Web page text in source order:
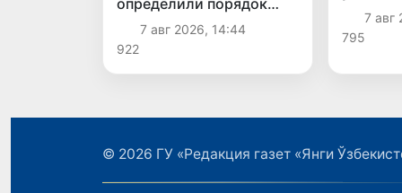
определили порядок
создания и
эксплуатации платных
автодорог
7 авг 2026, 14:44
922
и 7 авг
795
© 2026 ГУ «Редакция газет «Янги